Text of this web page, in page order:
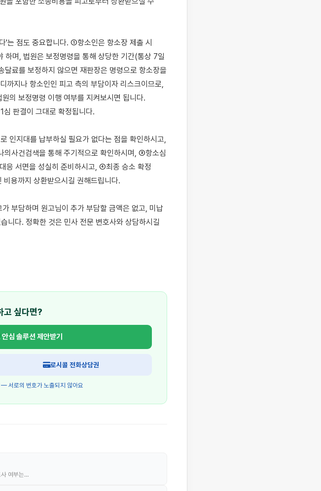
'는 점도 중요합니다. ①항소인은 항소장 제출 시
며, 법원은 보정명령을 통해 상당한 기간(통상 7일
료를 보정하지 않으면 재판장은 명령으로 항소장을
지나 항소인인 피고 측의 부담이자 리스크이므로,
의 보정명령 이행 여부를 지켜보시면 됩니다.
판결이 그대로 확정됩니다.
인지대를 납부하실 필요가 없다는 점을 확인하시고,
사건검색을 통해 주기적으로 확인하시며, ③항소심
응 서면을 성실히 준비하시고, ④최종 승소 확정
용까지 상환받으시길 권해드립니다.
부담하며 원고님이 추가 부담할 금액은 없고, 미납
니다. 정확한 것은 민사 전문 변호사와 상담하시길
고 싶다면?
안심 솔루션 제안받기
로시콜 전화상담권
서로의 번호가 노출되지 않아요
사 여부는…